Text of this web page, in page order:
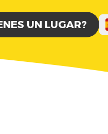
UN LUGAR?